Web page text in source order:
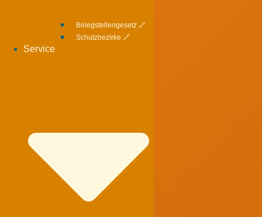
Belegstellengesetz 🔗
Schutzbezirke 🔗
Service